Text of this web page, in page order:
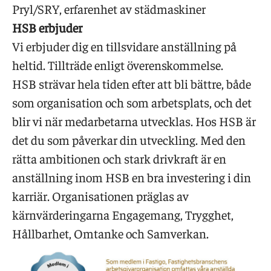
Pryl/SRY, erfarenhet av städmaskiner
HSB erbjuder
Vi erbjuder dig en tillsvidare anställning på
heltid. Tillträde enligt överenskommelse.
HSB strävar hela tiden efter att bli bättre, både
som organisation och som arbetsplats, och det
blir vi när medarbetarna utvecklas. Hos HSB är
det du som påverkar din utveckling. Med den
rätta ambitionen och stark drivkraft är en
anställning inom HSB en bra investering i din
karriär. Organisationen präglas av
kärnvärderingarna Engagemang, Trygghet,
Hållbarhet, Omtanke och Samverkan.